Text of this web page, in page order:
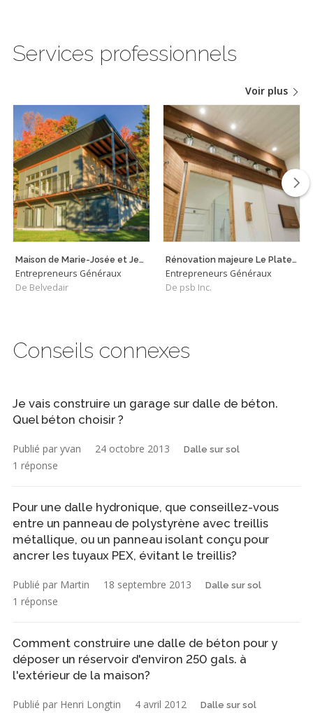
Services professionnels
Voir plus
Maison de Marie-Josée et Jean
Entrepreneurs Généraux
De Belvedair
Rénovation majeure Le Plateau
Entrepreneurs Généraux
De psb Inc.
Conseils connexes
Je vais construire un garage sur dalle de béton.
Quel béton choisir ?
Publié par yvan 24 octobre 2013 Dalle sur sol
1 réponse
Pour une dalle hydronique, que conseillez-vous
entre un panneau de polystyrène avec treillis
métallique, ou un panneau isolant conçu pour
ancrer les tuyaux PEX, évitant le treillis?
Publié par Martin 18 septembre 2013 Dalle sur sol
1 réponse
Comment construire une dalle de béton pour y
déposer un réservoir d'environ 250 gals. à
l'extérieur de la maison?
Publié par Henri Longtin 4 avril 2012 Dalle sur sol